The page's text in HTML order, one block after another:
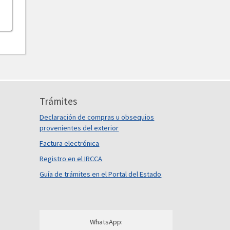
Trámites
Declaración de compras u obsequios
provenientes del exterior
Factura electrónica
Registro en el IRCCA
Guía de trámites en el Portal del Estado
WhatsApp: